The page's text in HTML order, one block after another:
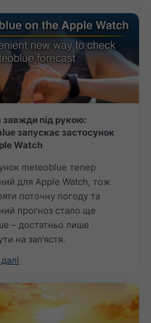
завжди під рукою:
запускає застосунок
Watch
meteoblue тепер
для Apple Watch, тож
поточну погоду та
прогноз стало ще
– достатньо лише
на зап’ястя.